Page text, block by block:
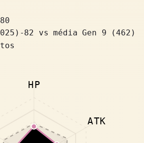
) -82
vs média Gen 9 (462)
HP
ATK